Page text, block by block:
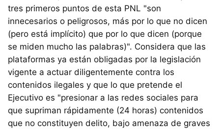
tres primeros puntos de esta PNL "son
innecesarios o peligrosos, más por lo que no dicen
(pero está implícito) que por lo que dicen (porque
se miden mucho las palabras)". Considera que las
plataformas ya están obligadas por la legislación
vigente a actuar diligentemente contra los
contenidos ilegales y que lo que pretende el
Ejecutivo es "presionar a las redes sociales para
que supriman rápidamente (24 horas) contenidos
que no constituyen delito, bajo amenaza de graves